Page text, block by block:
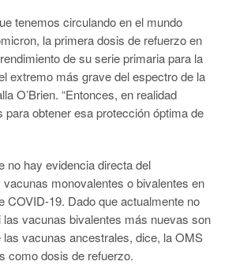
tenemos circulando en el mundo
la primera dosis de refuerzo en
de su serie primaria para la
extremo más grave del espectro de la
O’Brien. “Entonces, en realidad
para obtener esa protección óptima de
no hay evidencia directa del
monovalentes o bivalentes en
COVID-19. Dado que actualmente no
vacunas bivalentes más nuevas son
vacunas ancestrales, dice, la OMS
como dosis de refuerzo.